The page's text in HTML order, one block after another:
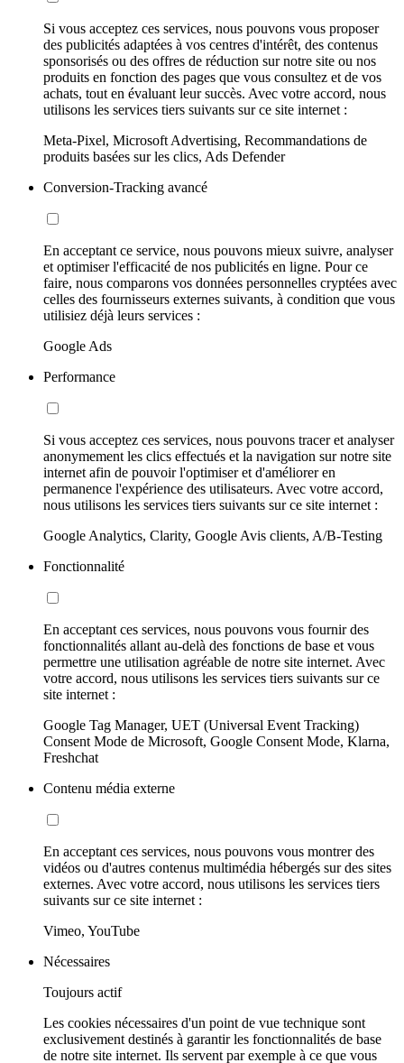
Si vous acceptez ces services, nous pouvons vous proposer
des publicités adaptées à vos centres d'intérêt, des contenus
sponsorisés ou des offres de réduction sur notre site ou nos
produits en fonction des pages que vous consultez et de vos
achats, tout en évaluant leur succès. Avec votre accord, nous
utilisons les services tiers suivants sur ce site internet :
Meta-Pixel, Microsoft Advertising, Recommandations de
produits basées sur les clics, Ads Defender
Conversion-Tracking avancé
En acceptant ce service, nous pouvons mieux suivre, analyser
et optimiser l'efficacité de nos publicités en ligne. Pour ce
faire, nous comparons vos données personnelles cryptées avec
celles des fournisseurs externes suivants, à condition que vous
utilisiez déjà leurs services :
Google Ads
Performance
Si vous acceptez ces services, nous pouvons tracer et analyser
anonymement les clics effectués et la navigation sur notre site
internet afin de pouvoir l'optimiser et d'améliorer en
permanence l'expérience des utilisateurs. Avec votre accord,
nous utilisons les services tiers suivants sur ce site internet :
Google Analytics, Clarity, Google Avis clients, A/B-Testing
Fonctionnalité
En acceptant ces services, nous pouvons vous fournir des
fonctionnalités allant au-delà des fonctions de base et vous
permettre une utilisation agréable de notre site internet. Avec
votre accord, nous utilisons les services tiers suivants sur ce
site internet :
Google Tag Manager, UET (Universal Event Tracking)
Consent Mode de Microsoft, Google Consent Mode, Klarna,
Freshchat
Contenu média externe
En acceptant ces services, nous pouvons vous montrer des
vidéos ou d'autres contenus multimédia hébergés sur des sites
externes. Avec votre accord, nous utilisons les services tiers
suivants sur ce site internet :
Vimeo, YouTube
Nécessaires
Toujours actif
Les cookies nécessaires d'un point de vue technique sont
exclusivement destinés à garantir les fonctionnalités de base
de notre site internet. Ils servent par exemple à ce que vous